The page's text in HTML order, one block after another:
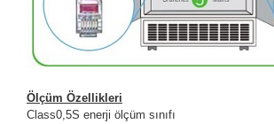
Ölçüm Özellikleri
Class0,5S enerji ölçüm sınıfı